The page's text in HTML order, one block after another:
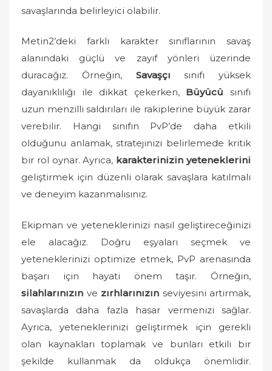
savaşlarında belirleyici olabilir.
Metin2’deki farklı karakter sınıflarının savaş
alanındaki güçlü ve zayıf yönleri üzerinde
duracağız. Örneğin, Savaşçı sınıfı yüksek
dayanıklılığı ile dikkat çekerken, Büyücü sınıfı
uzun menzilli saldırıları ile rakiplerine büyük zarar
verebilir. Hangi sınıfın PvP’de daha etkili
olduğunu anlamak, stratejinizi belirlemede kritik
bir rol oynar. Ayrıca, karakterinizin yeteneklerini
geliştirmek için düzenli olarak savaşlara katılmalı
ve deneyim kazanmalısınız.
Ekipman ve yeteneklerinizi nasıl geliştireceğinizi
ele alacağız. Doğru eşyaları seçmek ve
yeteneklerinizi optimize etmek, PvP arenasında
başarı için hayati önem taşır. Örneğin,
silahlarınızın ve zırhlarınızın seviyesini artırmak,
savaşlarda daha fazla hasar vermenizi sağlar.
Ayrıca, yeteneklerinizi geliştirmek için gerekli
olan kaynakları toplamak ve bunları etkili bir
şekilde kullanmak da oldukça önemlidir.